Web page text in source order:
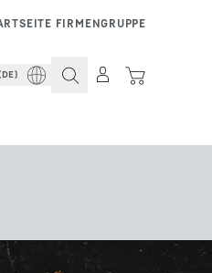
FIRMENGRUPPE